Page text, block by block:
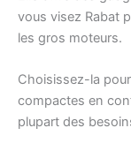
vous visez Rabat
les gros moteurs.
Choisissez-la
compactes en
plupart des